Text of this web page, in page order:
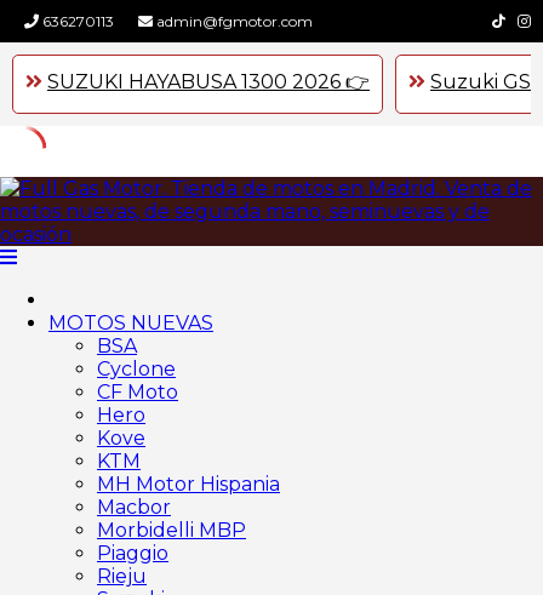
636270113 admin@fgmotor.com
SUZUKI HAYABUSA 1300 2026 👉 Suzuki
Skip
to
content
MOTOS NUEVAS
BSA
Cyclone
CF Moto
Hero
Kove
KTM
MH Motor Hispania
Macbor
Morbidelli MBP
Piaggio
Rieju